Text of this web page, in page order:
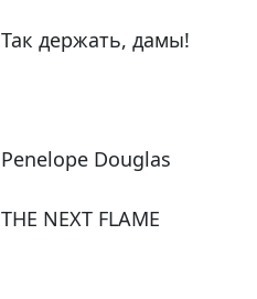
Так держать, дамы!
Penelope Douglas
THE NEXT FLAME